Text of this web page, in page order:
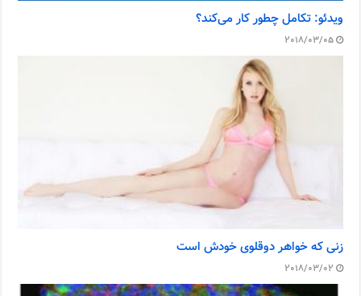
ویدئو: تکامل چطور کار می‌کند؟
2018/03/05
زنی که خواهر دوقلوی خودش است
2018/03/02